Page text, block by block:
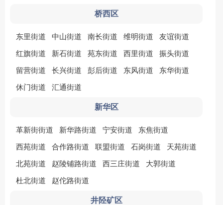
桥西区
东里街道 中山街道 南长街道 维明街道 友谊街道
红旗街道 新石街道 苑东街道 西里街道 振头街道
留营街道 长兴街道 彭后街道 东风街道 东华街道
休门街道 汇通街道
新华区
革新街街道 新华路街道 宁安街道 东焦街道
西苑街道 合作路街道 联盟街道 石岗街道 天苑街道
北苑街道 赵陵铺路街道 西三庄街道 大郭街道
杜北街道 赵佗路街道
井陉矿区